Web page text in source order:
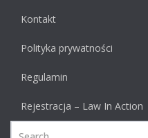
Kontakt
Polityka prywatności
Regulamin
Rejestracja – Law In Action